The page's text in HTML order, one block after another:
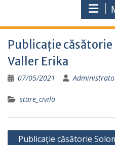
Publicație căsătorie
Valler Erika
07/05/2021
stare_civila
Navigare
Publicație căsătorie